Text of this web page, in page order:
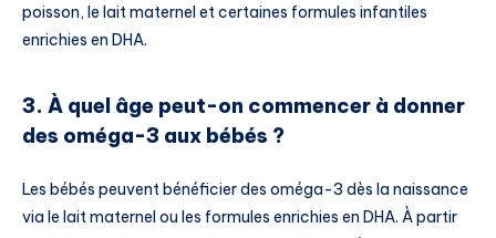
poisson, le lait maternel et certaines formules infantiles
enrichies en DHA.
3. À quel âge peut-on commencer à donner
des oméga-3 aux bébés ?
Les bébés peuvent bénéficier des oméga-3 dès la naissance
via le lait maternel ou les formules enrichies en DHA. À partir